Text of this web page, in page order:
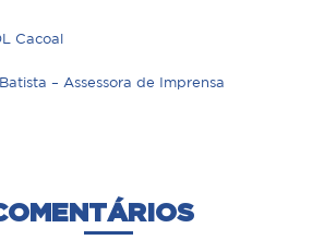
Cacoal
– Assessora de Imprensa